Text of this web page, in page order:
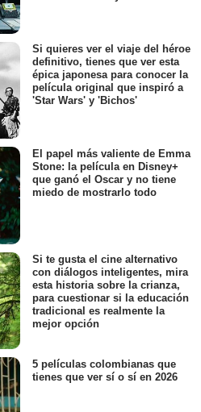
Si quieres ver el viaje del héroe
definitivo, tienes que ver esta
épica japonesa para conocer la
película original que inspiró a
'Star Wars' y 'Bichos'
El papel más valiente de Emma
Stone: la película en Disney+
que ganó el Oscar y no tiene
miedo de mostrarlo todo
Si te gusta el cine alternativo
con diálogos inteligentes, mira
esta historia sobre la crianza,
para cuestionar si la educación
tradicional es realmente la
mejor opción
5 películas colombianas que
tienes que ver sí o sí en 2026